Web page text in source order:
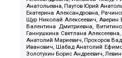
Анатольевна, Паутов Юрий
Екатерина Александровна,
Щур Николай Алексеевич,
Валентина Дмитриевна,
Ганнушкина Светлана
Анатолий Мариевич, Прохоров
Иванович, Шабад Анатолий
Золотухин Борис Андреевич,